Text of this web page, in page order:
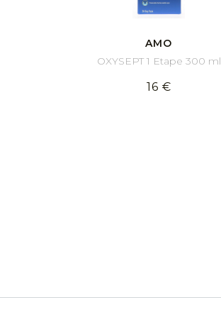
AMO
OXYSEPT 1 Etape 300 ml
16 €